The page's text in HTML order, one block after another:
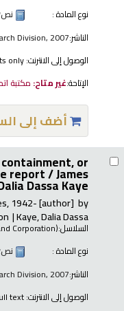
نوع المادة :
نص
الناشر:Division, 2007
الوصول إلى الانترنت:only
الإتاحة:غير متاح: مكتبة
أضف إلى
or
report /James
Dassa Kaye.
by
, 1942-[author]
Kaye, Dalia Dassa
السلاسل:Corporation)
نوع المادة :
نص
الناشر:Division, 2007
الوصول إلى الانترنت:text: